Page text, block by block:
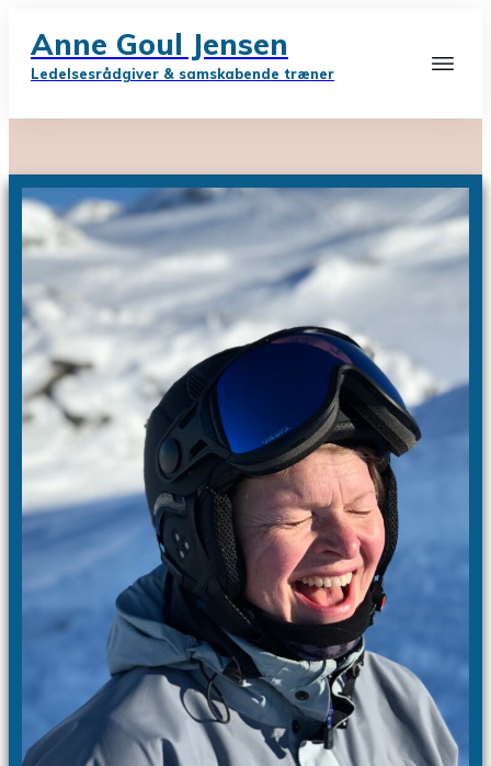
Anne Goul Jensen
Ledelsesrådgiver & samskabende træner